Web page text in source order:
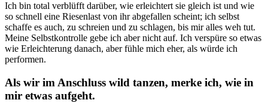
Ich bin total verblüfft darüber, wie erleichtert sie gleich ist und wie
so schnell eine Riesenlast von ihr abgefallen scheint; ich selbst
schaffe es auch, zu schreien und zu schlagen, bis mir alles weh tut.
Meine Selbstkontrolle gebe ich aber nicht auf. Ich verspüre so etwas
wie Erleichterung danach, aber fühle mich eher, als würde ich
performen.
Als wir im Anschluss wild tanzen, merke ich, wie in
mir etwas aufgeht.